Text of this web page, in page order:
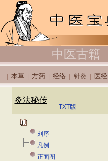
中医古籍
本草 方药 经络 针灸 医经
灸法秘传
TXT版
刘序
凡例
正面图